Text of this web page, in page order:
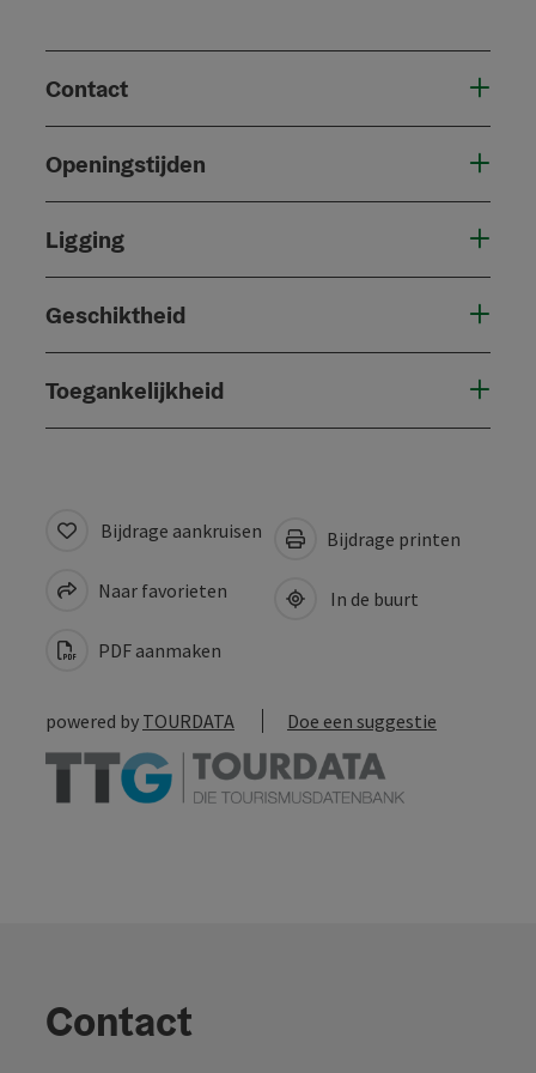
Contact
Openingstijden
Ligging
Geschiktheid
Toegankelijkheid
Bijdrage aankruisen
Naar favorieten
PDF aanmaken
Bijdrage printen
In de buurt
powered by TOURDATA Doe een suggestie
Contact